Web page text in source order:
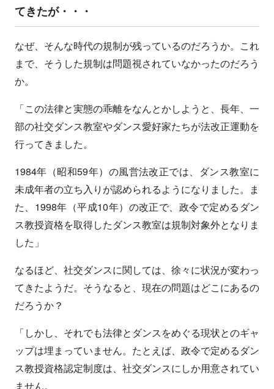
てきたが・・・
なぜ、そんな時代の規制が残っているのだろうか。これ
まで、そうした規制は問題視されていなかったのだろう
か。
「この法律と実態の乖離をなんとかしようと、長年、一
部の社交ダンス教室やダンス愛好家たちが法改正運動を
行ってきました。
1984年（昭和59年）の風営法改正では、ダンス教室に
未成年者の立ち入りが認められるようになりました。ま
た、1998年（平成10年）の改正で、政令で定めるダン
ス教授資格を取得したダンス教室は規制対象外となりま
した」
なるほど、社交ダンスに関しては、徐々に状況が変わっ
てきたようだ。そうなると、現在の問題はどこにあるの
だろうか？
「しかし、それでも法律とダンスをめぐる現状とのギャ
ップは埋まっていません。たとえば、政令で定めるダン
ス教授資格認定制度は、社交ダンスにしか用意されてい
ません。